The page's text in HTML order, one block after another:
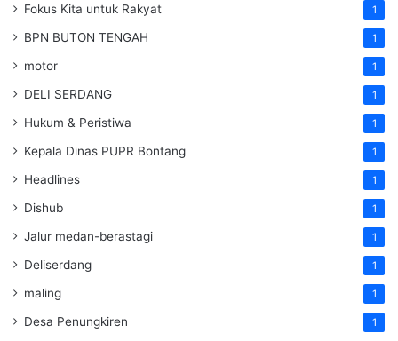
Fokus Kita untuk Rakyat 1
BPN BUTON TENGAH 1
motor 1
DELI SERDANG 1
Hukum & Peristiwa 1
Kepala Dinas PUPR Bontang 1
Headlines 1
Dishub 1
Jalur medan-berastagi 1
Deliserdang 1
maling 1
Desa Penungkiren 1